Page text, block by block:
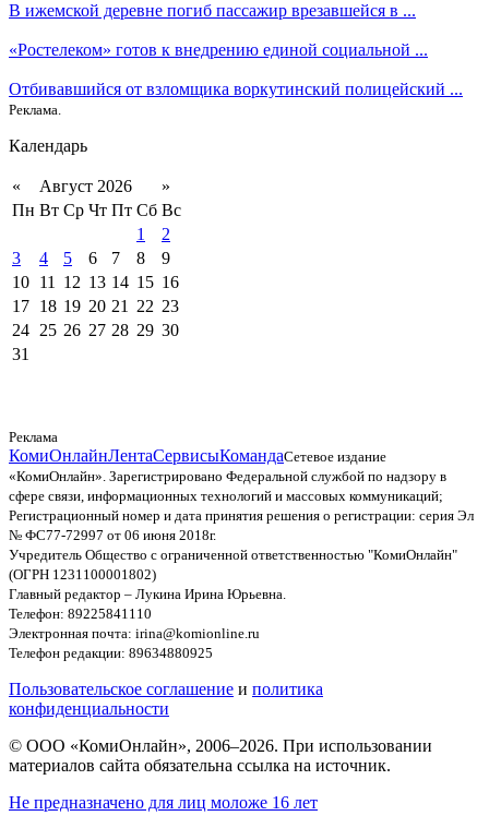
В ижемской деревне погиб пассажир врезавшейся в ...
«Ростелеком» готов к внедрению единой социальной ...
Отбивавшийся от взломщика воркутинский полицейский ...
Реклама.
Календарь
« Август 2026
»
Пн Вт Ср Чт Пт Сб Вс
1
2
3
4 5 6 7 8
9
10 11 12 13 14 15 16
17 18 19 20 21 22 23
24 25 26 27 28 29 30
31
Реклама
КомиОнлайнЛентаСервисыКомандаСетевое издание
«КомиОнлайн». Зарегистрировано Федеральной службой по надзору в
сфере связи, информационных технологий и массовых коммуникаций;
Регистрационный номер и дата принятия решения о регистрации: серия Эл
№ ФС77-72997 от 06 июня 2018г.
Учредитель Общество с ограниченной ответственностью "КомиОнлайн"
(ОГРН 1231100001802)
Главный редактор – Лукина Ирина Юрьевна.
Телефон: 89225841110
Электронная почта: irina@komionline.ru
Телефон редакции: 89634880925
Пользовательское соглашение и политика
конфиденциальности
© ООО «КомиОнлайн», 2006–2026. При использовании
материалов сайта обязательна ссылка на источник.
Не предназначено для лиц моложе 16 лет